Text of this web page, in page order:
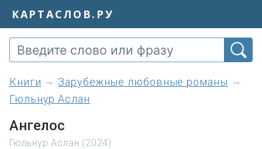
КАРТАСЛОВ.РУ
книги
Зарубежные любовные романы
Гюльнур Аслан
Ангелос
Гюльнур Аслан (2024)